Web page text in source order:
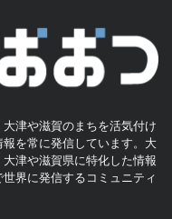
津や滋賀のまちを活気付け
を常に発信しています。大
津や滋賀県に特化した情報
界に発信するコミュニティ